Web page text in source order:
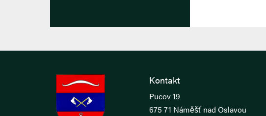
Kontakt
Pucov 19
675 71 Náměšť nad Oslavou